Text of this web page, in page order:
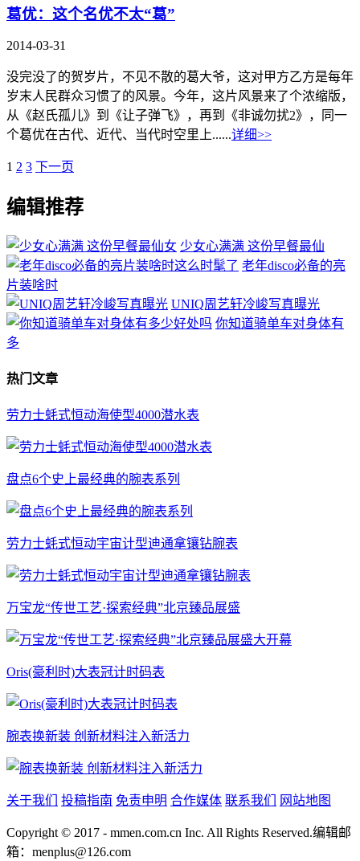
葛优：这个名优不太“葛”
2014-03-31
没完没了的贺岁片，不见不散的葛大爷，这对甲方乙方是每年
岁末人民群众习惯了的风景。今年，这片风景来了个浓缩版，
从《赵氏孤儿》到《让子弹飞》，再到《非诚勿扰2》，同一
个葛优在古代、近代、当代时空里上......详细>>
1 2 3 下一页
编辑推荐
少女心满满 这份早餐最仙
老年disco必备的亮
片装啥时
UNIQ周艺轩冷峻写真曝光
你知道骑单车对身体有
多
热门文章
劳力士蚝式恒动海使型4000潜水表
盘点6个史上最经典的腕表系列
劳力士蚝式恒动宇宙计型迪通拿镶钻腕表
万宝龙“传世工艺·探索经典”北京臻品展盛
Oris(豪利时)大表冠计时码表
腕表换新装 创新材料注入新活力
关于我们 投稿指南 免责申明 合作媒体 联系我们 网站地图
Copyright © 2017 - mmen.com.cn Inc. All Rights Reserved.编辑邮
箱：menplus@126.com